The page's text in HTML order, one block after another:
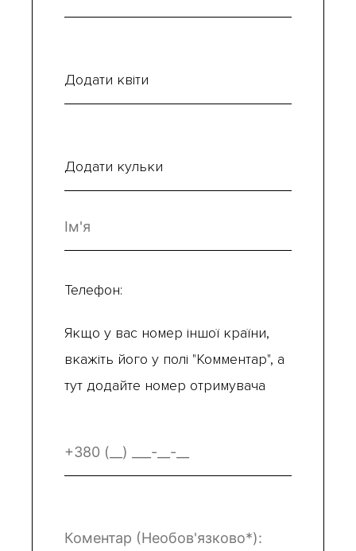
Додати квіти
Додати кульки
Телефон:
Якщо у вас номер іншої країни,
вкажіть його у полі "Комментар", а
тут додайте номер отримувача